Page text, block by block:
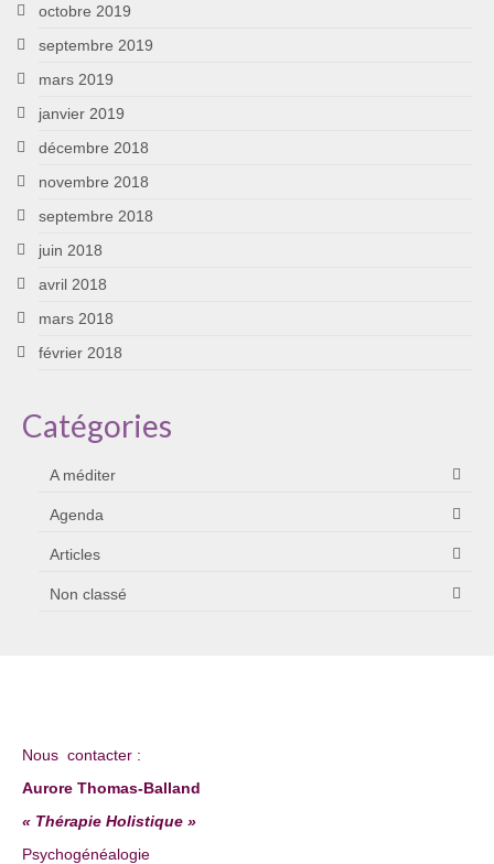
octobre 2019
septembre 2019
mars 2019
janvier 2019
décembre 2018
novembre 2018
septembre 2018
juin 2018
avril 2018
mars 2018
février 2018
Catégories
A méditer
Agenda
Articles
Non classé
Nous contacter :
Aurore Thomas-Balland
« Thérapie Holistique »
Psychogénéalogie